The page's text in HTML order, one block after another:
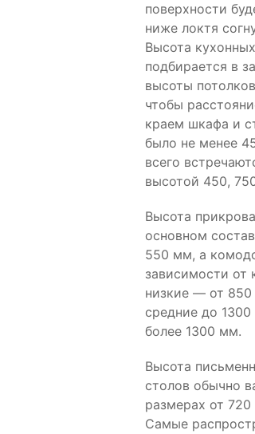
поверхности
ниже локтя
Высота
подбирается в
высоты
чтобы
краем шкафа и
было не менее
всего
высотой 450,
Высота
основном
550 мм, а
зависимости от
низкие — от
средние до
более 1300 мм.
Высота
столов обычно
размерах от
Самые